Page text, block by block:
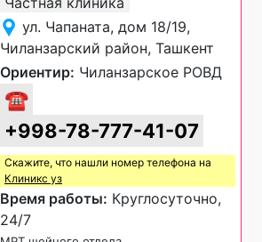
ул. Чапаната, дом 18/19,
Чиланзарский район, Ташкент
Ориентир: Чиланзарское РОВД
☎
+998-78-777-41-07
Скажите, что нашли номер телефона на
Клиникс уз
Время работы: Круглосуточно,
24/7